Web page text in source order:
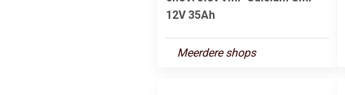
12V 35Ah
Meerdere shops